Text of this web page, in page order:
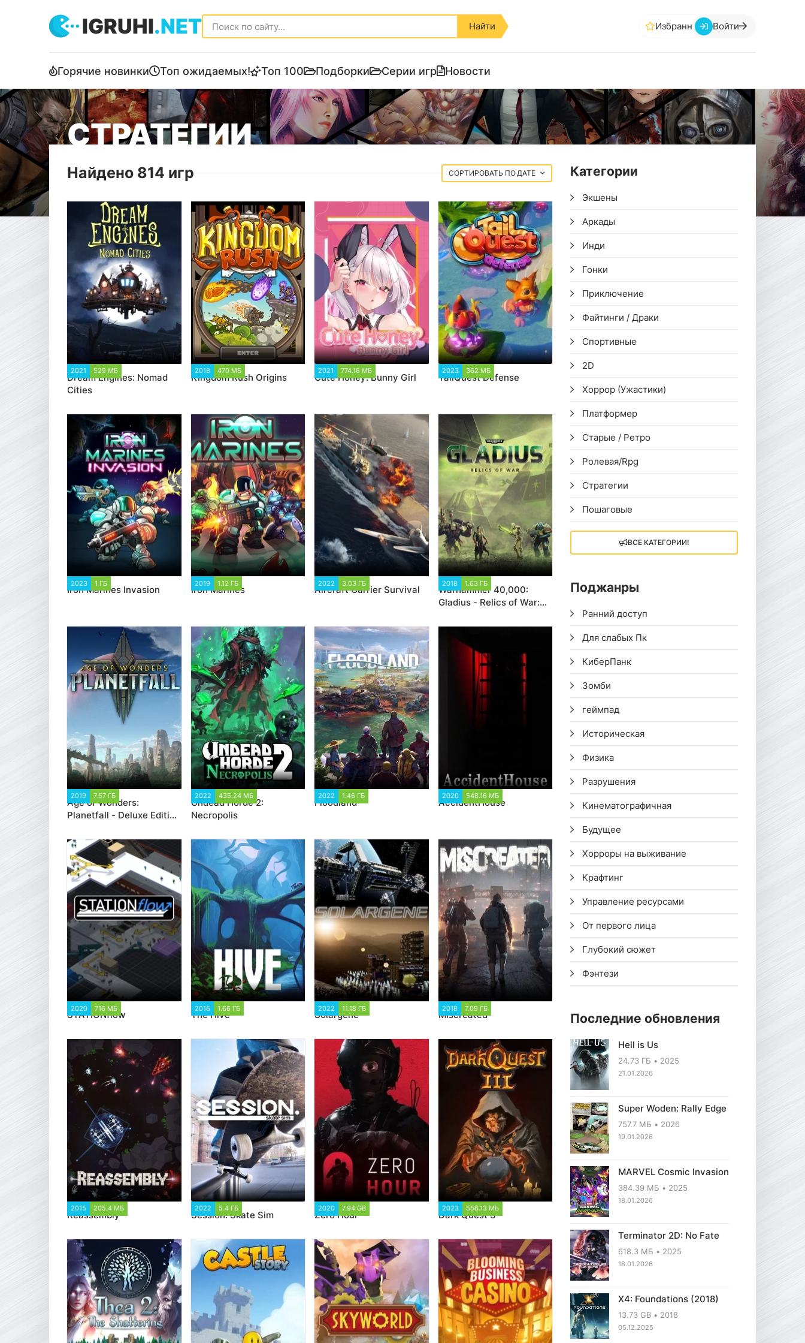
IGRUHI.NET Найти Избранное Войти
Горячие новинки Топ ожидаемых! Топ 100 Подборки Серии игр Новости
СТРАТЕГИИ
Найдено 814 игр ДАТЕ
2021 529 МБ
Dream Engines: Nomad
Cities
2018 470 МБ
Kingdom Rush Origins
2021 774.16 МБ
Cute Honey: Bunny Girl
2023 362 МБ
TailQuest Defense
2023 1 ГБ
Iron Marines Invasion
2019 1.12 ГБ
Iron Marines
2022 3.03 ГБ
Aircraft Carrier Survival
2018 1.63 ГБ
Warhammer 40,000:
Gladius - Relics of War:
2019 7.57 ГБ
Age of Wonders:
Planetfall - Deluxe Edition
2022 435.24 МБ
Undead Horde 2:
Necropolis
2022 1.46 ГБ
Floodland
2020 548.16 МБ
AccidentHouse
2020 716 МБ
STATIONflow
2016 1.66 ГБ
The Hive
2022 11.18 ГБ
Solargene
2018 7.09 ГБ
Miscreated
2015 205.4 МБ
Reassembly
2022 5.4 ГБ
Session: Skate Sim
2020 7.94 GB
Zero Hour
2023 556.13 МБ
Dark Quest 3
Категории
Экшены
Аркады
Инди
Гонки
Приключение
Файтинги / Драки
Спортивные
2D
Хоррор (Ужастики)
Платформер
Старые / Ретро
Ролевая/Rpg
Стратегии
Пошаговые
ВСЕ КАТЕГОРИИ!
Поджанры
Ранний доступ
Для слабых Пк
КиберПанк
Зомби
геймпад
Историческая
Физика
Разрушения
Кинематографичная
Будущее
Хорроры на выживание
Крафтинг
Управление ресурсами
От первого лица
Глубокий сюжет
Фэнтези
Последние обновления
Hell is Us
24.73 ГБ 2025
21.01.2026
Super Woden: Rally Edge
757.7 МБ 2026
19.01.2026
MARVEL Cosmic Invasion
384.39 МБ 2025
18.01.2026
Terminator 2D: No Fate
618.3 МБ 2025
18.01.2026
X4: Foundations (2018)
13.73 GB 2018
05.12.2025